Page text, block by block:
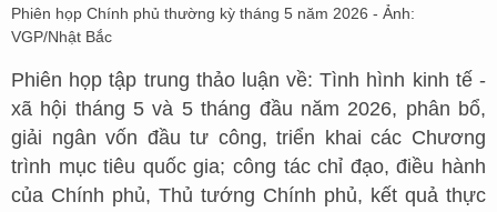
Phiên họp Chính phủ thường kỳ tháng 5 năm 2026 - Ảnh:
VGP/Nhật Bắc
Phiên họp tập trung thảo luận về: Tình hình kinh tế -
xã hội tháng 5 và 5 tháng đầu năm 2026, phân bổ,
giải ngân vốn đầu tư công, triển khai các Chương
trình mục tiêu quốc gia; công tác chỉ đạo, điều hành
của Chính phủ, Thủ tướng Chính phủ, kết quả thực